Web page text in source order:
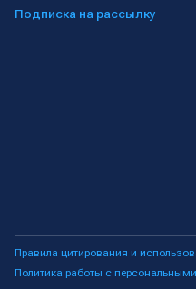
Подписка на рассылку
Правила цитирования и
Политика работы с